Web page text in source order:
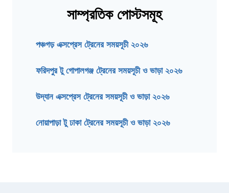
সাম্প্রতিক পোস্টসমূহ
পঞ্চগড় এক্সপ্রেস ট্রেনের সময়সূচী ২০২৬
ফরিদপুর টু গোপালগঞ্জ ট্রেনের সময়সূচী ও ভাড়া ২০২৬
উদ্যান এক্সপ্রেস ট্রেনের সময়সূচী ও ভাড়া ২০২৬
নোয়াপাড়া টু ঢাকা ট্রেনের সময়সূচী ও ভাড়া ২০২৬